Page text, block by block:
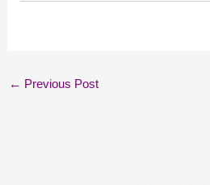
← Previous Post